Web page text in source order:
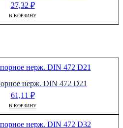
27,32 ₽
В КОРЗИНУ
нерж. DIN 472 D21
61,11 ₽
В КОРЗИНУ